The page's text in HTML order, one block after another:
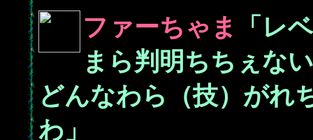
ファーちゃま
「レ
まら判明ちちぇな
どんなわら（技）がれ
わ」